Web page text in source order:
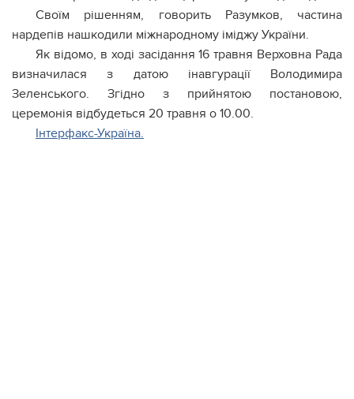
Своїм рішенням, говорить Разумков, частина
нардепів нашкодили міжнародному іміджу України.
Як відомо, в ході засідання 16 травня Верховна Рада
визначилася з датою інавгурації Володимира
Зеленського. Згідно з прийнятою постановою,
церемонія відбудеться 20 травня о 10.00.
Інтерфакс-Україна.